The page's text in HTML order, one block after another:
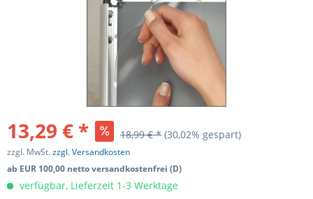
13,29 € * 18,99 € * (30,02% gespart)
zzgl. MwSt.zzgl. Versandkosten
ab EUR 100,00 netto versandkostenfrei (D)
verfügbar, Lieferzeit 1-3 Werktage